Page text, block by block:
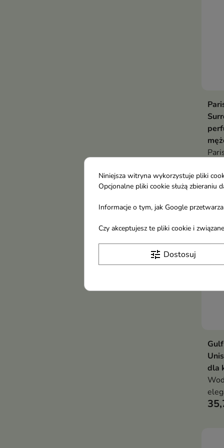
dla
Niniejsza witryna wykorzystuje pliki
Opcjonalne pliki cookie służą
Informacje o tym, jak Google
Czy akceptujesz te pliki cookie i
tune Dostosuj